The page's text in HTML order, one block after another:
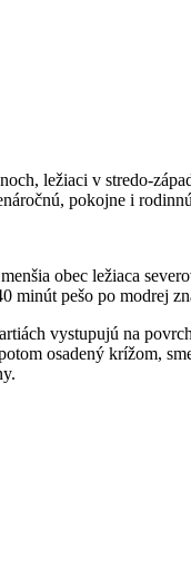
ležiaci v stredo-
pokojne i
obec ležiaca
pešo po modrej
vystupujú na
osadený krížom,